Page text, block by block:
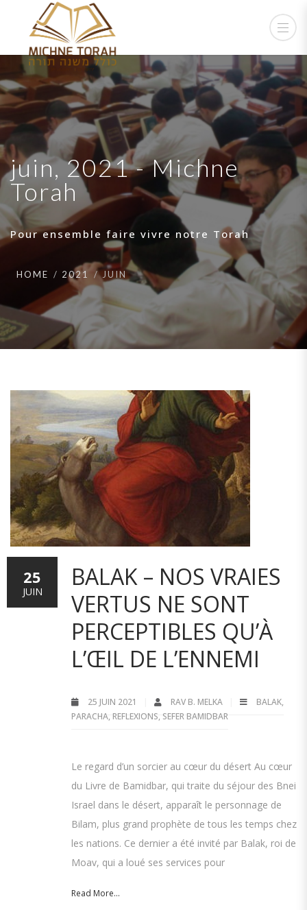
juin, 2021 - Michne
Torah
Pour ensemble faire vivre notre Torah
HOME 2021 JUIN
BALAK – NOS VRAIES
VERTUS NE SONT
PERCEPTIBLES QU’À
L’ŒIL DE L’ENNEMI
25 JUIN 2021 RAV B. MELKA BALAK,
PARACHA, REFLEXIONS, SEFER BAMIDBAR
Le regard d’un sorcier au cœur du désert Au cœur
du Livre de Bamidbar, qui traite du séjour des Bnei
Israel dans le désert, apparaît le personnage de
Bilam, plus grand prophète de tous les temps chez
les nations. Ce dernier a été invité par Balak, roi de
Moav, qui a loué ses services pour
Read More...
25
JUIN